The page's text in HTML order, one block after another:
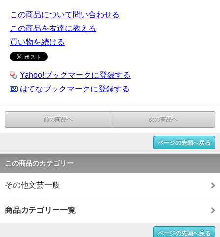
この商品について問い合わせる
この商品を友達に教える
買い物を続ける
Yahoo!ブックマークに登録する
はてなブックマークに登録する
前の商品へ 次の商品へ
ページの先頭へ戻る
この商品のカテゴリー
その他文芸一般
商品カテゴリー一覧
ページの先頭へ戻る